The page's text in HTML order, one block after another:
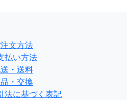
文方法
払い方法
・送料
・交換
法に基づく表記